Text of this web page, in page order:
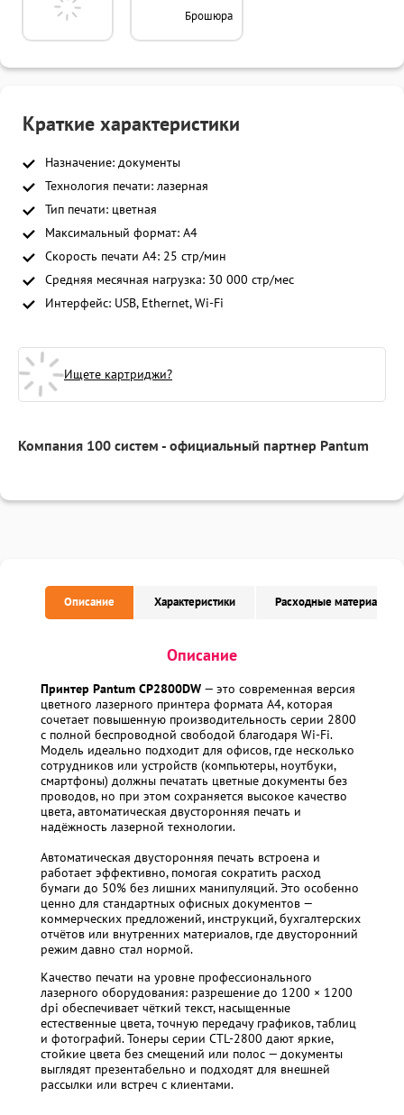
Брошюра
Краткие характеристики
Назначение: документы
Технология печати: лазерная
Тип печати: цветная
Максимальный формат: A4
Скорость печати A4: 25 стр/мин
Средняя месячная нагрузка: 30 000 стр/мес
Интерфейс: USB, Ethernet, Wi-Fi
Ищете картриджи?
Компания 100 систем - официальный партнер Pantum
Описание Характеристики Расходные материалы
Описание
Принтер Pantum CP2800DW — это современная версия
цветного лазерного принтера формата A4, которая
сочетает повышенную производительность серии 2800
с полной беспроводной свободой благодаря Wi-Fi.
Модель идеально подходит для офисов, где несколько
сотрудников или устройств (компьютеры, ноутбуки,
смартфоны) должны печатать цветные документы без
проводов, но при этом сохраняется высокое качество
цвета, автоматическая двусторонняя печать и
надёжность лазерной технологии.
Автоматическая двусторонняя печать встроена и
работает эффективно, помогая сократить расход
бумаги до 50% без лишних манипуляций. Это особенно
ценно для стандартных офисных документов —
коммерческих предложений, инструкций, бухгалтерских
отчётов или внутренних материалов, где двусторонний
режим давно стал нормой.
Качество печати на уровне профессионального
лазерного оборудования: разрешение до 1200 × 1200
dpi обеспечивает чёткий текст, насыщенные
естественные цвета, точную передачу графиков, таблиц
и фотографий. Тонеры серии CTL-2800 дают яркие,
стойкие цвета без смещений или полос — документы
выглядят презентабельно и подходят для внешней
рассылки или встреч с клиентами.